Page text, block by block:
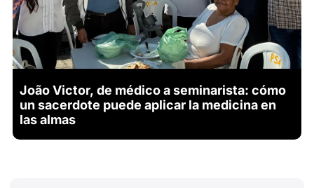
João Victor, de médico a seminarista: cómo
un sacerdote puede aplicar la medicina en
las almas